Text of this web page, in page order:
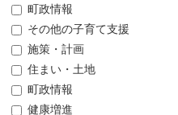
町政情報
その他の子育て支援
施策・計画
住まい・土地
町政情報
健康増進